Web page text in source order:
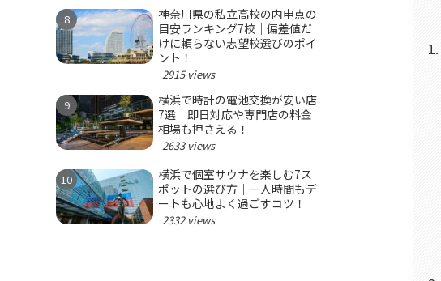
神奈川県の私立高校の内申点の
目安ランキング7校｜偏差値だ
けに頼らない志望校選びのポイ
ント！
2915 views
横浜で時計の電池交換が安い店
7選｜即日対応や専門店の料金
相場も押さえる！
2633 views
横浜で個室サウナを楽しむ7ス
ポットの選び方｜一人時間もデ
ートも心地よく過ごすコツ！
2332 views